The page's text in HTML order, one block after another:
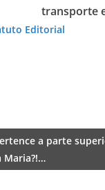
transporte
Editorial
a parte
Maria?!…